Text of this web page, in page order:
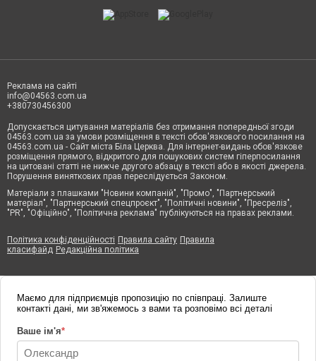
Реклама на сайті
info@04563.com.ua
+380730456300
Допускається цитування матеріалів без отримання попередньої згоди
04563.com.ua за умови розміщення в тексті обов'язкового посилання на
04563.com.ua - Сайт міста Біла Церква. Для інтернет-видань обов'язкове
розміщення прямого, відкритого для пошукових систем гіперпосилання
на цитовані статті не нижче другого абзацу в тексті або в якості джерела.
Порушення виняткових прав переслідується Законом.
Матеріали з плашками "Новини компаній", "Промо", "Партнерський
матеріал", "Партнерський спецпроєкт", "Політичні новини", "Пресреліз",
"PR", "Офіційно", "Політична реклама" публікуються на правах реклами.
Політика конфіденційності Правила сайту Правила
класифайд Редакційна політика
Маємо для підприємців пропозицію по співпраці. Залиште
контакті дані, ми зв'яжемось з вами та розповімо всі деталі
Ваше ім'я*